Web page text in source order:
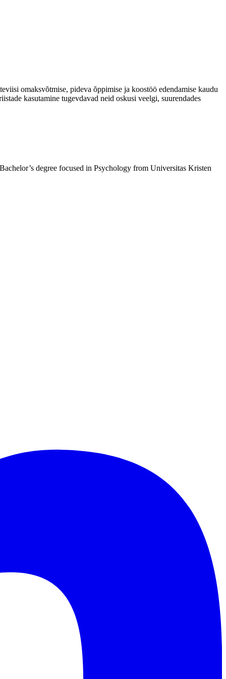
omaksvõtmise, pideva õppimise ja koostöö edendamise kaudu
kasutamine tugevdavad neid oskusi veelgi, suurendades
degree focused in Psychology from Universitas Kristen